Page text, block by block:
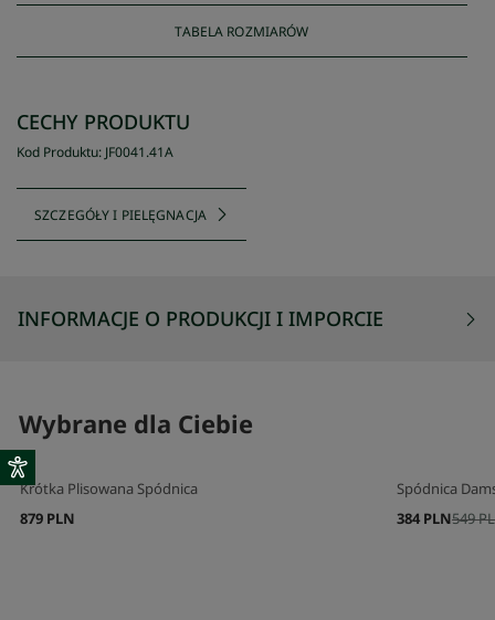
TABELA ROZMIARÓW
CECHY PRODUKTU
Kod Produktu: JF0041.41A
SZCZEGÓŁY I PIELĘGNACJA
INFORMACJE O PRODUKCJI I IMPORCIE
Wybrane dla Ciebie
Krótka Plisowana Spódnica
879 PLN
Spódnica
549
384 PLN